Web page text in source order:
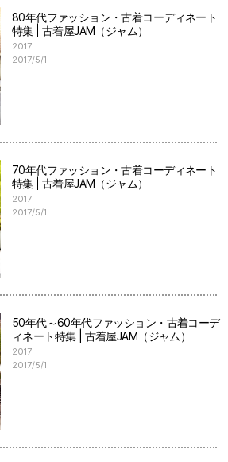
80年代ファッション・古着コーディネート
特集 | 古着屋JAM（ジャム）
2017
2017/5/1
70年代ファッション・古着コーディネート
特集 | 古着屋JAM（ジャム）
2017
2017/5/1
50年代～60年代ファッション・古着コーデ
ィネート特集 | 古着屋JAM（ジャム）
2017
2017/5/1